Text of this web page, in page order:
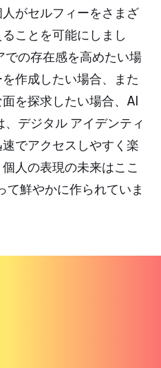
がセルフィーをさまざ
ことを可能にしまし
での存在感を高めたい場
作成したい場合、また
を探求したい場合、AI
デジタル アイデンティ
でアクセスしやすく楽
人の表現の未来はここ
て鮮やかに作られていま